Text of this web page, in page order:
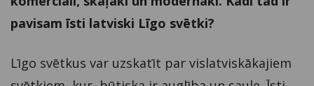
pavisam īsti latviski Līgo svētki?
Līgo svētkus var uzskatīt par vislatviskākajiem